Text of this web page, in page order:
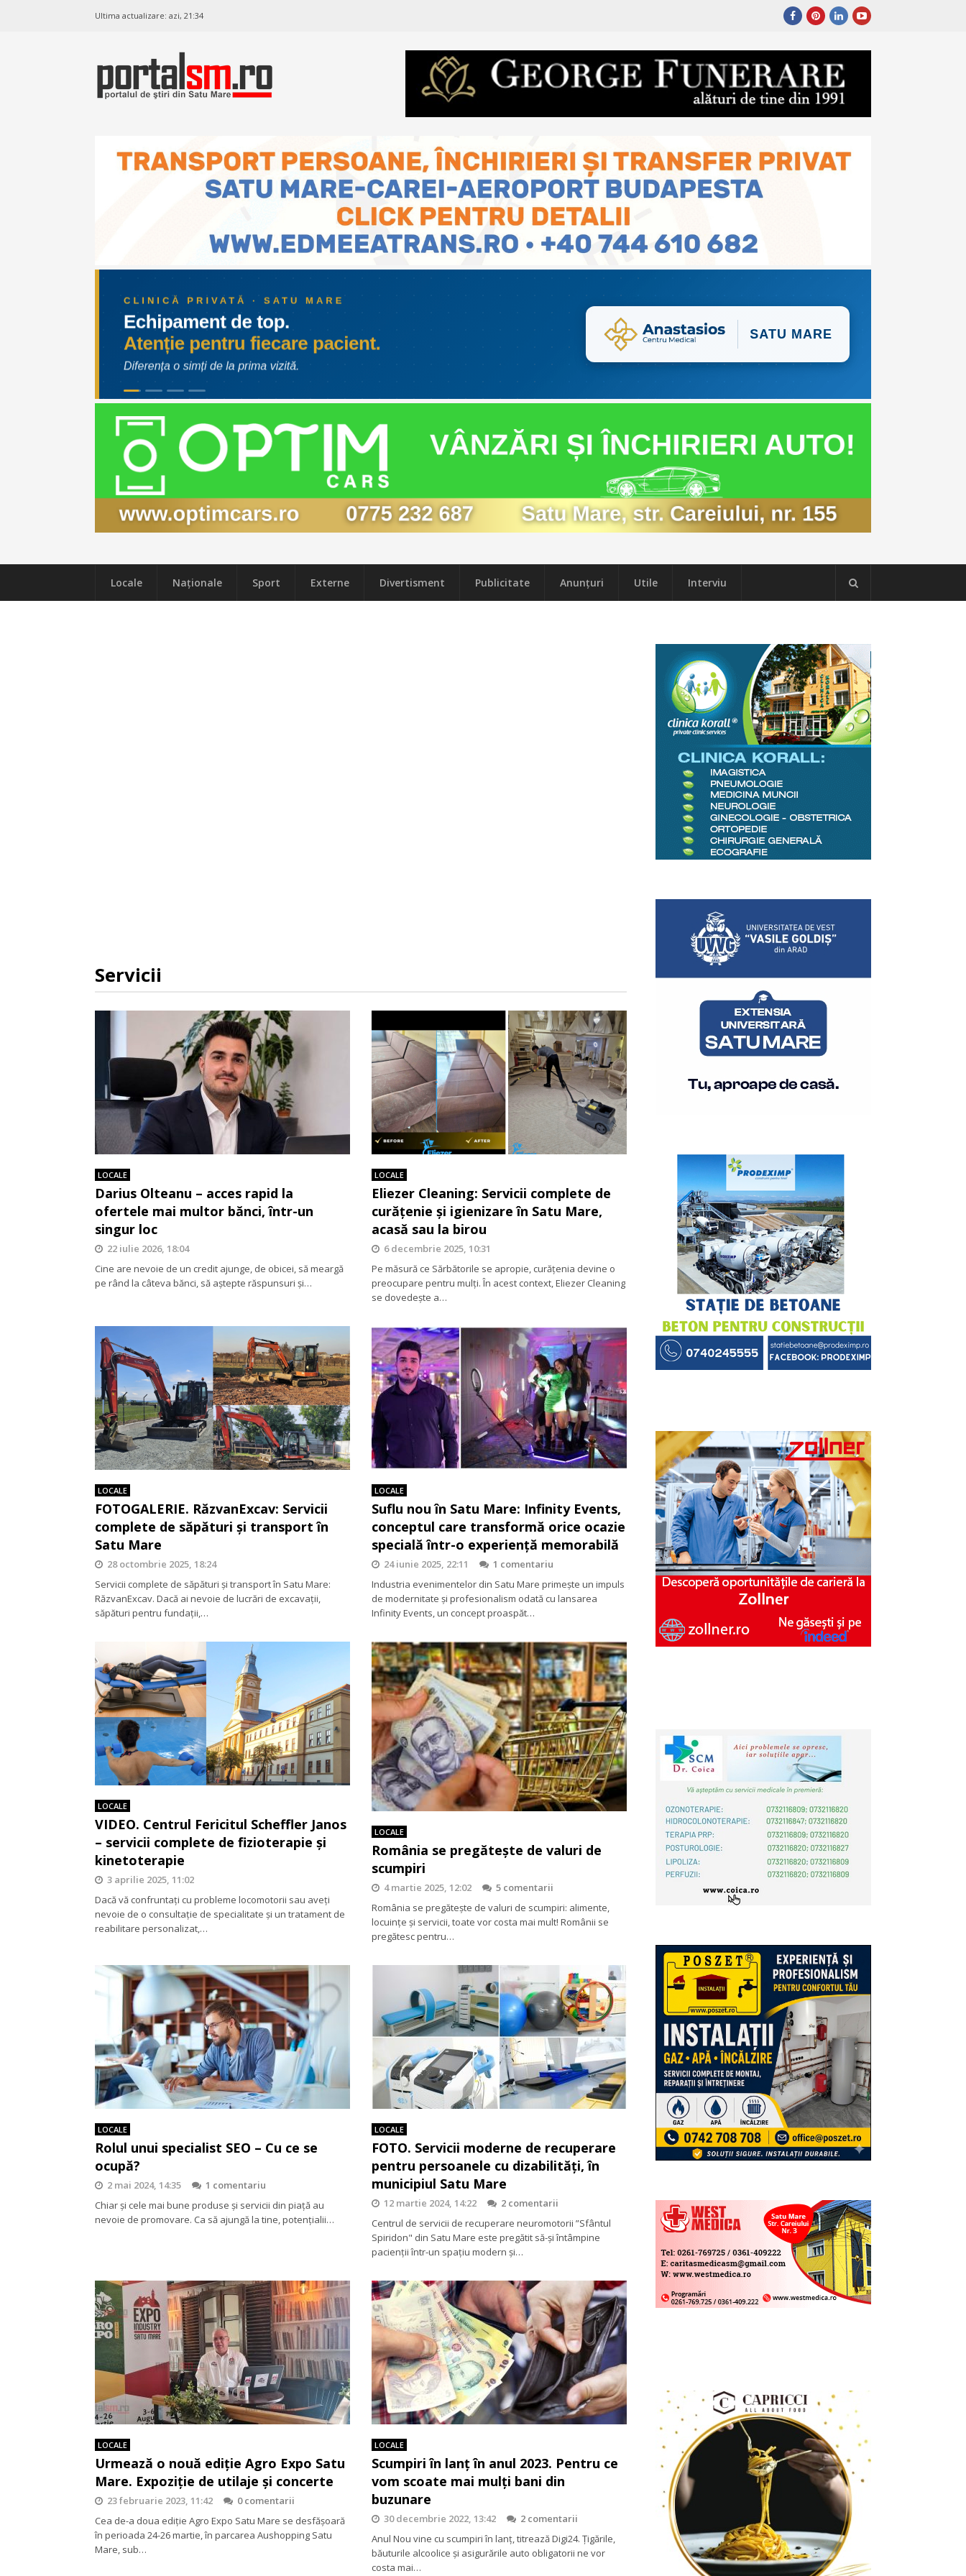
Ultima actualizare: azi, 21:34
Locale Naţionale Sport Externe Divertisment Publicitate Anunțuri Utile Interviu
Servicii
LOCALE
Darius Olteanu – acces rapid la
ofertele mai multor bănci, într-un
singur loc
22 iulie 2026, 18:04
Cine are nevoie de un credit ajunge, de obicei, să meargă
pe rând la câteva bănci, să aștepte răspunsuri și…
LOCALE
Eliezer Cleaning: Servicii complete de
curățenie și igienizare în Satu Mare,
acasă sau la birou
6 decembrie 2025, 10:31
Pe măsură ce Sărbătorile se apropie, curățenia devine o
preocupare pentru mulți. În acest context, Eliezer Cleaning
se dovedește a…
LOCALE
FOTOGALERIE. RăzvanExcav: Servicii
complete de săpături și transport în
Satu Mare
28 octombrie 2025, 18:24
Servicii complete de săpături și transport în Satu Mare:
RăzvanExcav. Dacă ai nevoie de lucrări de excavații,
săpături pentru fundații,…
LOCALE
Suflu nou în Satu Mare: Infinity Events,
conceptul care transformă orice ocazie
specială într-o experiență memorabilă
24 iunie 2025, 22:11
1 comentariu
Industria evenimentelor din Satu Mare primește un impuls
de modernitate și profesionalism odată cu lansarea
Infinity Events, un concept proaspăt…
LOCALE
VIDEO. Centrul Fericitul Scheffler Janos
– servicii complete de fizioterapie și
kinetoterapie
3 aprilie 2025, 11:02
Dacă vă confruntați cu probleme locomotorii sau aveți
nevoie de o consultație de specialitate și un tratament de
reabilitare personalizat,…
LOCALE
România se pregătește de valuri de
scumpiri
4 martie 2025, 12:02
5 comentarii
România se pregătește de valuri de scumpiri: alimente,
locuințe și servicii, toate vor costa mai mult! Românii se
pregătesc pentru…
LOCALE
Rolul unui specialist SEO – Cu ce se
ocupă?
2 mai 2024, 14:35
1 comentariu
Chiar și cele mai bune produse și servicii din piață au
nevoie de promovare. Ca să ajungă la tine, potențialii…
LOCALE
FOTO. Servicii moderne de recuperare
pentru persoanele cu dizabilități, în
municipiul Satu Mare
12 martie 2024, 14:22
2 comentarii
Centrul de servicii de recuperare neuromotorii ”Sfântul
Spiridon" din Satu Mare este pregătit să-și întâmpine
pacienții într-un spațiu modern și…
LOCALE
Urmează o nouă ediție Agro Expo Satu
Mare. Expoziție de utilaje și concerte
23 februarie 2023, 11:42
0 comentarii
Cea de-a doua ediție Agro Expo Satu Mare se desfășoară
în perioada 24-26 martie, în parcarea Aushopping Satu
Mare, sub…
LOCALE
Scumpiri în lanț în anul 2023. Pentru ce
vom scoate mai mulți bani din
buzunare
30 decembrie 2022, 13:42
2 comentarii
Anul Nou vine cu scumpiri în lanț, titrează Digi24. Țigările,
băuturile alcoolice și asigurările auto obligatorii ne vor
costa mai…